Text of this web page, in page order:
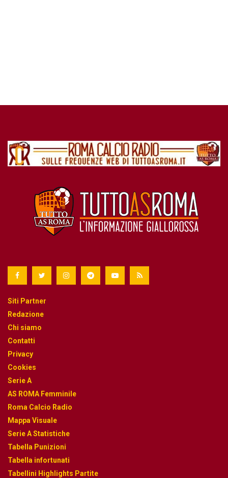
Siti Partner
Redazione
Chi siamo
Contatti
Privacy
Cookies
Serie A
AS ROMA Femminile
Roma Calcio Radio
Mappa Visuale
Serie A Statistiche
Tabella Punizioni
Tabella infortunati
Tabellini Highlights Partite